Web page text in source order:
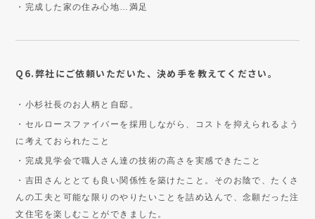
・完成した家の住み心地…満足
Q6.弊社にご依頼いただいた、決め手を教えてください。
・小杉社長のお人柄と自邸。
・セルロースファイバーを採用しながら、コストを抑えられるよう
に考えておられたこと
・完成見学会で職人さん達の技術の高さを実感できたこと
・吉田さんととても良い関係性を築けたこと。そのお陰で、たくさ
んの工夫と可能な限りのやりたいことを詰め込んで、念願だった注
文住宅を楽しむことができました。